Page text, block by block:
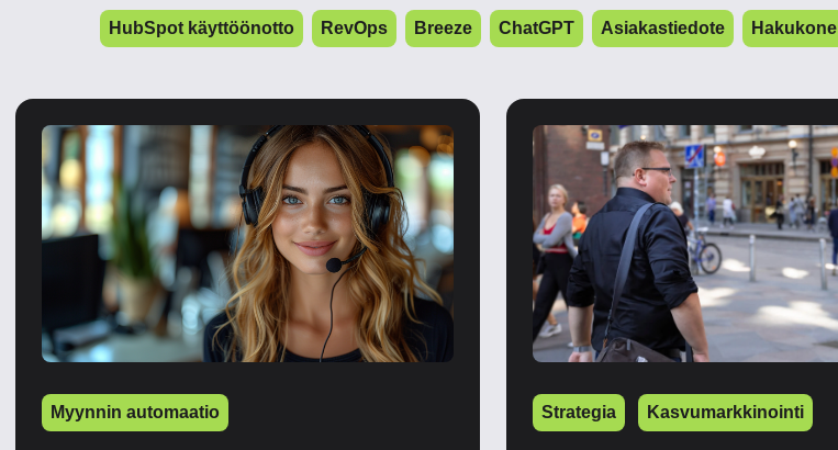
HubSpot käyttöönotto RevOps Breeze ChatGPT Asiakastiedote Hakukone
Myynnin automaatio Strategia Kasvumarkkinointi